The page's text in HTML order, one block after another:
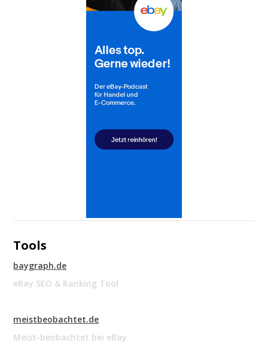
Tools
baygraph.de
eBay SEO & Ranking Tool
meistbeobachtet.de
Meist-beobachtet bei eBay.